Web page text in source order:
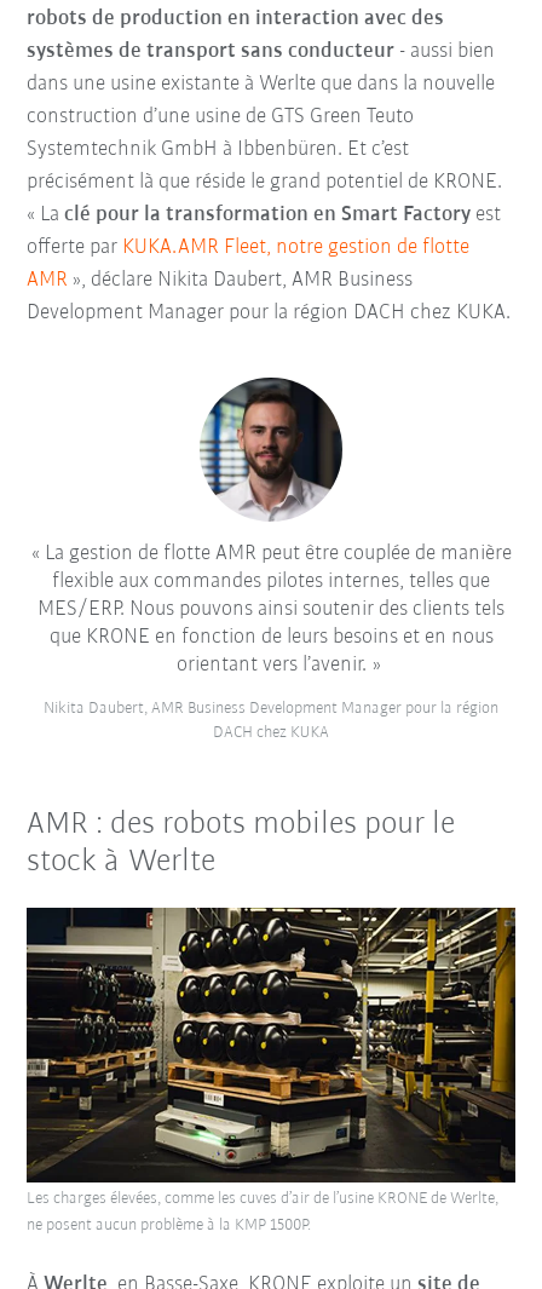
robots de production en interaction avec des
systèmes de transport sans conducteur - aussi bien
dans une usine existante à Werlte que dans la nouvelle
construction d’une usine de GTS Green Teuto
Systemtechnik GmbH à Ibbenbüren. Et c’est
précisément là que réside le grand potentiel de KRONE.
« Laclé pour la transformation en Smart Factory est
offerte par KUKA.AMR Fleet, notre gestion de flotte
AMR », déclare Nikita Daubert, AMR Business
Development Manager pour la région DACH chez KUKA.
La gestion de flotte AMR peut être couplée de manière
flexible aux commandes pilotes internes, telles que
MES/ERP. Nous pouvons ainsi soutenir des clients tels
que KRONE en fonction de leurs besoins et en nous
orientant vers l’avenir.
Nikita Daubert, AMR Business Development Manager pour la région
DACH chez KUKA
AMR : des robots mobiles pour le
stock à Werlte
Les charges élevées, comme les cuves d’air de l’usine KRONE de Werlte,
ne posent aucun problème à la KMP 1500P.